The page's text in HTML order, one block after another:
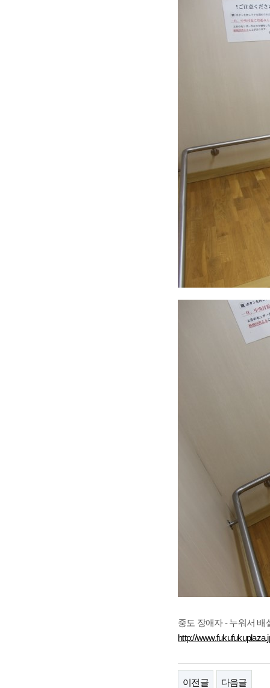
중도 장애자 - 누워서 배
http://
이전글 다음글